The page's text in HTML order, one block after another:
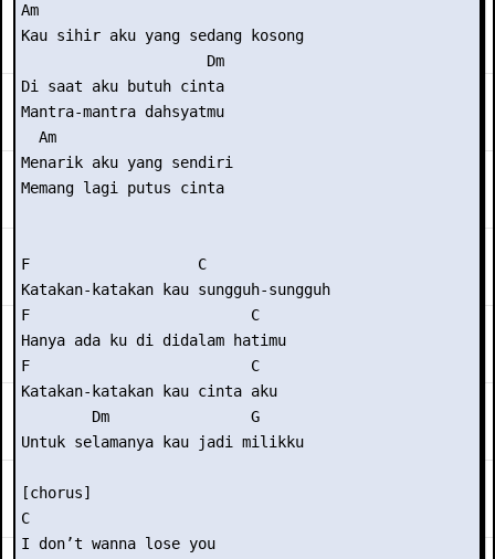
Am
Kau sihir aku yang sedang kosong
                     Dm
Di saat aku butuh cinta
Mantra-mantra dahsyatmu
  Am
Menarik aku yang sendiri
Memang lagi putus cinta
F                   C
Katakan-katakan kau sungguh-sungguh
F                         C
Hanya ada ku di didalam hatimu
F                         C
Katakan-katakan kau cinta aku
        Dm                G
Untuk selamanya kau jadi milikku
[chorus]
C
I don’t wanna lose you